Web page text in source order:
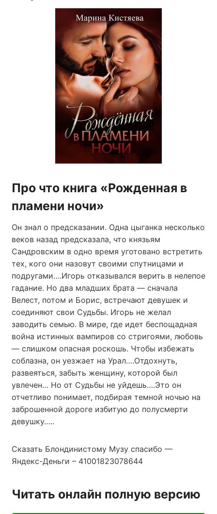
Про что книга «Рожденная в
пламени ночи»
Он знал о предсказании. Одна цыганка несколько
веков назад предсказала, что князьям
Сандровским в одно время уготовано встретить
тех, кого они назовут своими спутницами и
подругами….Игорь отказывался верить в нелепое
гадание. Но два младших брата — сначала
Велест, потом и Борис, встречают девушек и
соединяют свои Судьбы. Игорь не желал
заводить семью. В мире, где идет беспощадная
война истинных вампиров со стригоями, любовь
— слишком опасная роскошь. Чтобы избежать
соблазна, он уезжает на Урал….Отдохнуть,
развеяться, забыть женщину, которой был
увлечен… Но от Судьбы не уйдешь….Это он
отчетливо понимает, подбирая темной ночью на
заброшенной дороге избитую до полусмерти
девушку…..
Сказать Блондинистому Музу спасибо —
Яндекс-Деньги – 41001823078644
Читать онлайн полную версию